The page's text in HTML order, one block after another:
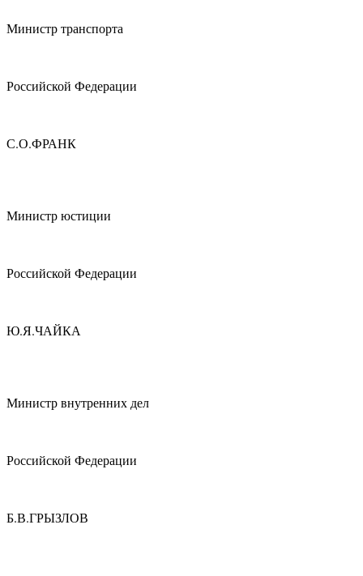
Министр транспорта
Российской Федерации
С.О.ФРАНК
Министр юстиции
Российской Федерации
Ю.Я.ЧАЙКА
Министр внутренних дел
Российской Федерации
Б.В.ГРЫЗЛОВ